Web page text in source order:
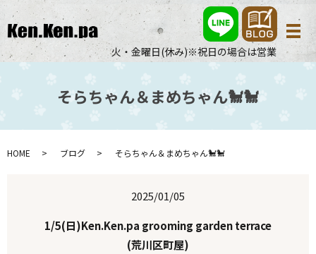
火・金曜日(休み)※祝日の場合は営業
メ
そらちゃん＆まめちゃん🐩🐩
HOME ブログ そらちゃん＆まめちゃん🐩🐩
2025/01/05
1/5(日)Ken.Ken.pa grooming garden terrace
(荒川区町屋)